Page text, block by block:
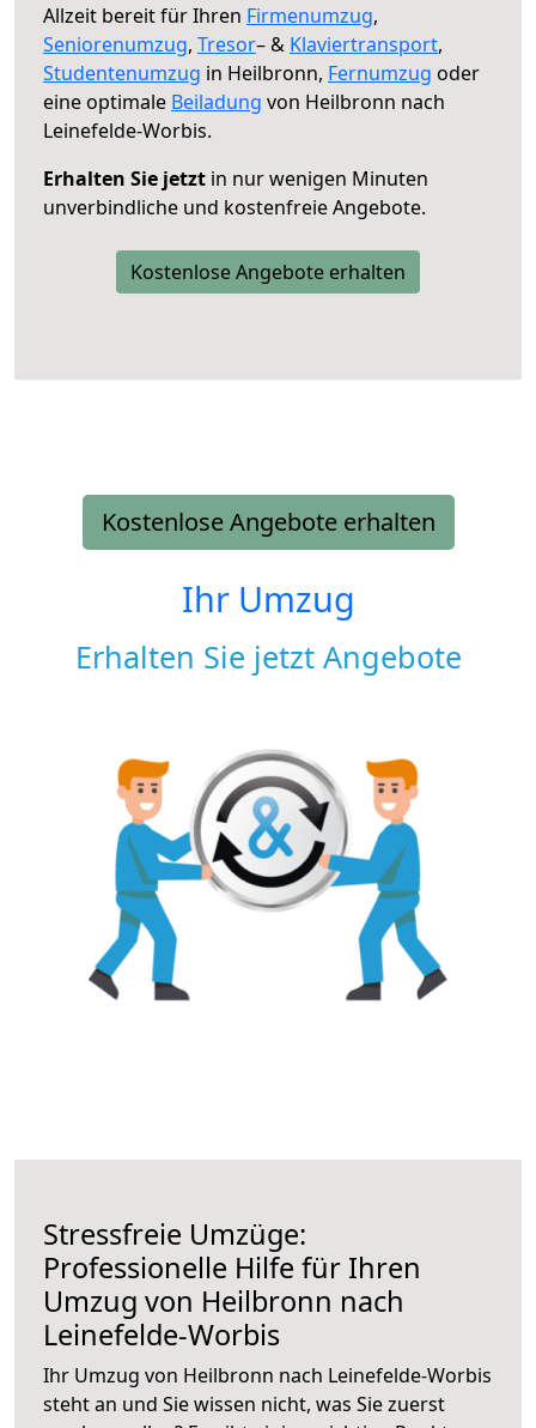
Allzeit bereit für Ihren Firmenumzug,
Seniorenumzug, Tresor– & Klaviertransport,
Studentenumzug in Heilbronn, Fernumzug oder
eine optimale Beiladung von Heilbronn nach
Leinefelde-Worbis.
Erhalten Sie jetzt in nur wenigen Minuten
unverbindliche und kostenfreie Angebote.
Kostenlose Angebote erhalten
Kostenlose Angebote erhalten
Ihr Umzug
Erhalten Sie jetzt Angebote
Stressfreie Umzüge:
Professionelle Hilfe für Ihren
Umzug von Heilbronn nach
Leinefelde-Worbis
Ihr Umzug von Heilbronn nach Leinefelde-Worbis
steht an und Sie wissen nicht, was Sie zuerst